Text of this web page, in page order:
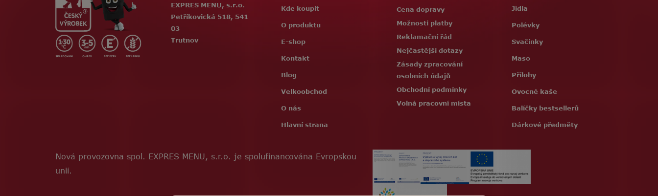
EXPRES MENU, s.r.o.
Petříkovická 518, 541
03
Trutnov
Kde koupit
O produktu
E-shop
Kontakt
Blog
Velkoobchod
O nás
Hlavní strana
Cena dopravy
Možnosti platby
Reklamační řád
Nejčastější dotazy
Zásady zpracování
osobních údajů
Obchodní podmínky
Volná pracovní místa
Jídla
Polévky
Svačinky
Maso
Přílohy
Ovocné kaše
Balíčky bestsellerů
Dárkové předměty
Nová provozovna spol. EXPRES MENU, s.r.o. je spolufinancována Evropskou
unií.